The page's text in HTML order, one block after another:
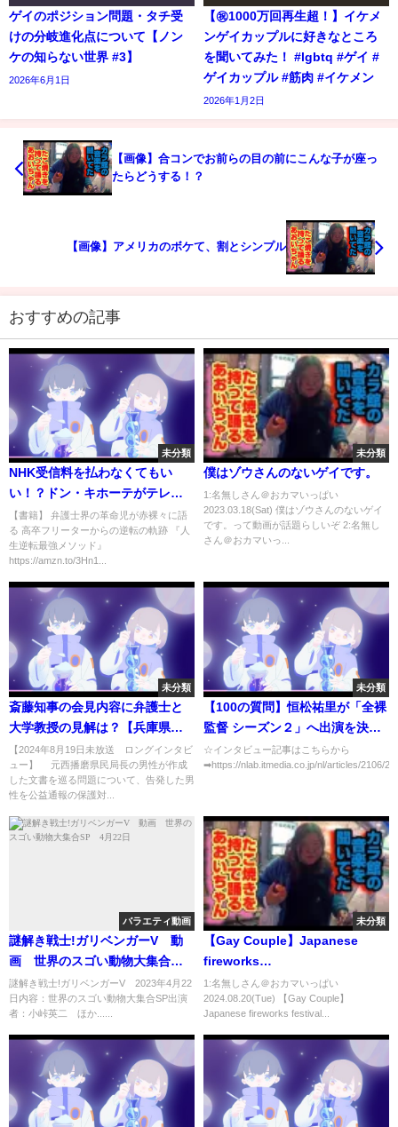
ゲイのポジション問題・タチ受
けの分岐進化点について【ノン
ケの知らない世界 #3】
2026年6月1日
【㊗️1000万回再生超！】イケメ
ンゲイカップルに好きなところ
を聞いてみた！ #lgbtq #ゲイ #
ゲイカップル #筋肉 #イケメン
2026年1月2日
【画像】合コンでお前らの目の前にこんな子が座っ
たらどうする！？
【画像】アメリカのボケて、割とシンプル
おすすめの記事
未分類
NHK受信料を払わなくてもい
い！？ドン・キホーテがテレビ
を発売！#Shorts
【書籍】 弁護士界の革命児が赤裸々に語
る 高卒フリーターからの逆転の軌跡 『人
生逆転最強メソッド』
https://amzn.to/3Hn1...
未分類
僕はゾウさんのないゲイです。
1:名無しさん＠おカマいっぱい
2023.03.18(Sat) 僕はゾウさんのないゲイ
です。って動画が話題らしいぞ 2:名無し
さん＠おカマいっ...
未分類
斎藤知事の会見内容に弁護士と
大学教授の見解は？【兵庫県文
書問題ロングインタビュー】
斎藤知事「うわさ話を集めて作
成したもの」 懲戒処分は公益
【2024年8月19日未放送 ロングインタビ
ュー】 元西播磨県民局長の男性が作成
した文書を巡る問題について、告発した男
性を公益通報の保護対...
未分類
【100の質問】恒松祐里が「全裸
監督 シーズン２」へ出演を決め
た理由【Part1】
☆インタビュー記事はこちらから
➡https://nlab.itmedia.co.jp/nl/articles/2106/
バラエティ動画
謎解き戦士!ガリベンガーV 動
画 世界のスゴい動物大集合
SP 4月22日
謎解き戦士!ガリベンガーV 2023年4月22
日内容：世界のスゴい動物大集合SP出演
者：小峠英二 ほか......
未分類
【Gay Couple】Japanese
fireworks
festival/Yukata/summer/
traditional festival
1:名無しさん＠おカマいっぱい
2024.08.20(Tue) 【Gay Couple】
Japanese fireworks festival...